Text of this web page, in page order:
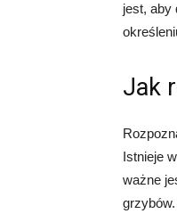
jest, aby
Jak
Istnieje
ważne
grzybów.